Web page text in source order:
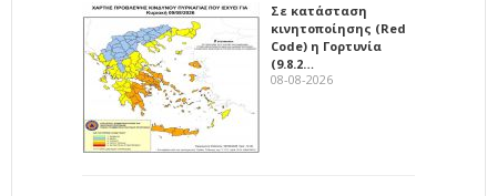
Σε κατάσταση
κινητοποίησης (Red
Code) η Γορτυνία
(9.8.2…
08-08-2026